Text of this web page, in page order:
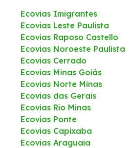
Ecovias Imigrantes
Ecovias Leste Paulista
Ecovias Raposo Castello
Ecovias Noroeste Paulista
Ecovias Cerrado
Ecovias Minas Goiás
Ecovias Norte Minas
Ecovias das Gerais
Ecovias Rio Minas
Ecovias Ponte
Ecovias Capixaba
Ecovias Araguaia